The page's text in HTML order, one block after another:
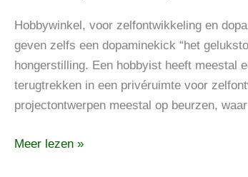
Hobbywinkel, voor zelfontwikkeling en
geven zelfs een dopaminekick “het
hongerstilling. Een hobbyist heeft meestal
terugtrekken in een privéruimte voor
projectontwerpen meestal op beurzen,
geluk,
ontdek
die
speciale
zelfgave
start
Meer lezen »